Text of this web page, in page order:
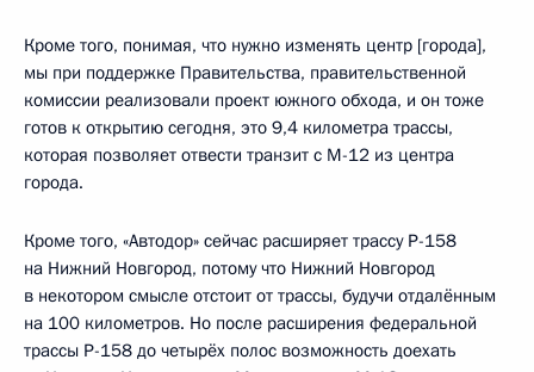
Кроме того, понимая, что нужно изменять центр [города],
мы при поддержке Правительства, правительственной
комиссии реализовали проект южного обхода, и он тоже
готов к открытию сегодня, это 9,4 километра трассы,
которая позволяет отвести транзит с М-12 из центра
города.
Кроме того, «Автодор» сейчас расширяет трассу Р-158
на Нижний Новгород, потому что Нижний Новгород
в некотором смысле отстоит от трассы, будучи отдалённым
на 100 километров. Но после расширения федеральной
трассы Р-158 до четырёх полос возможность доехать